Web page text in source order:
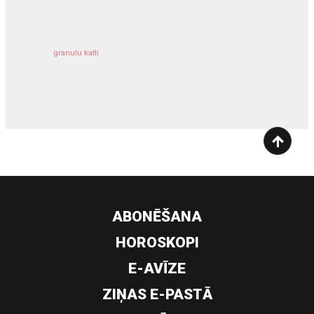
granulu katli
ABONĒŠANA
HOROSKOPI
E-AVĪZE
ZIŅAS E-PASTĀ